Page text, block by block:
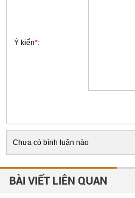
Ý kiến*:
Chưa có bình luận nào
BÀI VIẾT LIÊN QUAN